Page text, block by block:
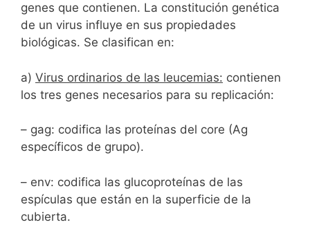
genes que contienen. La constitución genética
de un virus influye en sus propiedades
biológicas. Se clasifican en:
a) Virus ordinarios de las leucemias: contienen
los tres genes necesarios para su replicación:
– gag: codifica las proteínas del core (Ag
específicos de grupo).
– env: codifica las glucoproteínas de las
espículas que están en la superficie de la
cubierta.